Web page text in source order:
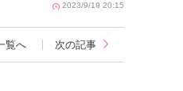
2023/9/19 20:15
覧へ 次の記事